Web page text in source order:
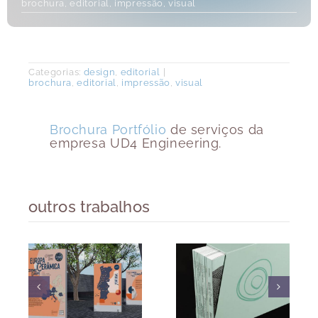
brochura ,editorial impressão ,visual
Categorias: design editorial
brochura ,editorial impressão ,visual
Brochura Portfólio de serviços da
empresa UD4 Engineering.
outros trabalhos
Caixa de
Catálogos
– Bienal
Internacional
Abílio
Pinto –
Criação
de